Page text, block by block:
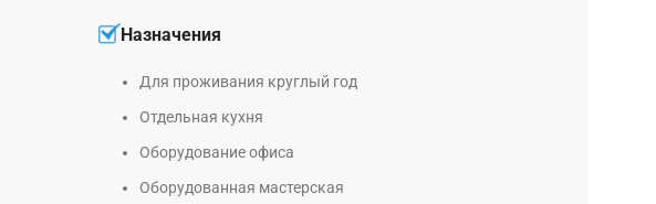
Назначения
Для проживания круглый год
Отдельная кухня
Оборудование офиса
Оборудованная мастерская